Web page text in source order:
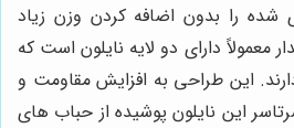
شده را بدون اضافه کردن وزن زیاد
معمولاً دارای دو لایه نایلون است که
این طراحی به افزایش مقاومت و
این نایلون پوشیده از حباب های